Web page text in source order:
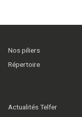
Nos piliers
Répertoire
Actualités Telfer